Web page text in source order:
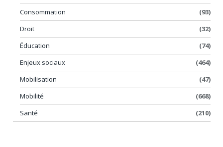
Consommation
(93)
Droit
(32)
Éducation
(74)
Enjeux sociaux
(464)
Mobilisation
(47)
Mobilité
(668)
Santé
(210)